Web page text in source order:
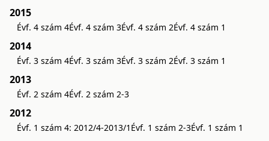
2015
Évf. 4 szám 4Évf. 4 szám 3Évf. 4 szám 2Évf. 4 szám 1
2014
Évf. 3 szám 4Évf. 3 szám 3Évf. 3 szám 2Évf. 3 szám 1
2013
Évf. 2 szám 4Évf. 2 szám 2-3
2012
Évf. 1 szám 4: 2012/4-2013/1 Évf. 1 szám 2-3Évf. 1 szám 1